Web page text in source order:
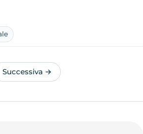
Successiva →